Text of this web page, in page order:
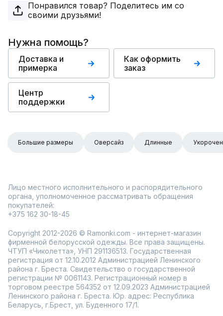
Понравился товар? Поделитесь им со
своими друзьями!
Нужна помощь?
Доставка и
примерка
Как оформить
заказ
Центр
поддержки
Большие размеры Оверсайз Длинные
Лицо местного исполнительного и распорядительного
органа, уполномоченное рассматривать обращения
покупателей:
+375 162 30-18-45
Copyright 2012-2026 © Ramonki.com - интернет-магазин
фирменной белорусской одежды. Все права защищены.
ЧТУП «Чиколетта», УНП 291136513. Государственная
регистрация от 12.10.2012 Администрацией Ленинского
района г. Бреста. Свидетельство о государственной
регистрации № 0061143. Регистрационный номер в
торговом реестре 564352 от 12.09.2023 Администрацией
Ленинского района г. Бреста. Юр. адрес: Республика
Беларусь, г.Брест, ул. Буденного 17/1.